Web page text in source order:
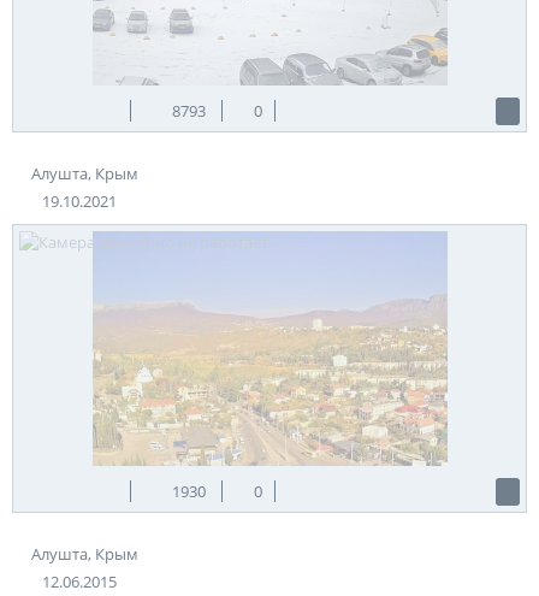
8793 0
Алушта, Крым
19.10.2021
1930 0
Алушта, Крым
12.06.2015